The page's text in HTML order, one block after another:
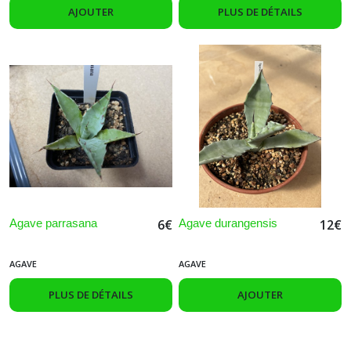
AJOUTER PLUS DE DÉTAILS
Agave parrasana 6€
AGAVE
PLUS DE DÉTAILS
Agave durangensis 12€
AGAVE
AJOUTER